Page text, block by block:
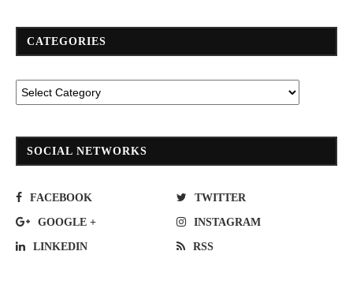
CATEGORIES
SOCIAL NETWORKS
FACEBOOK TWITTER
GOOGLE + INSTAGRAM
LINKEDIN RSS